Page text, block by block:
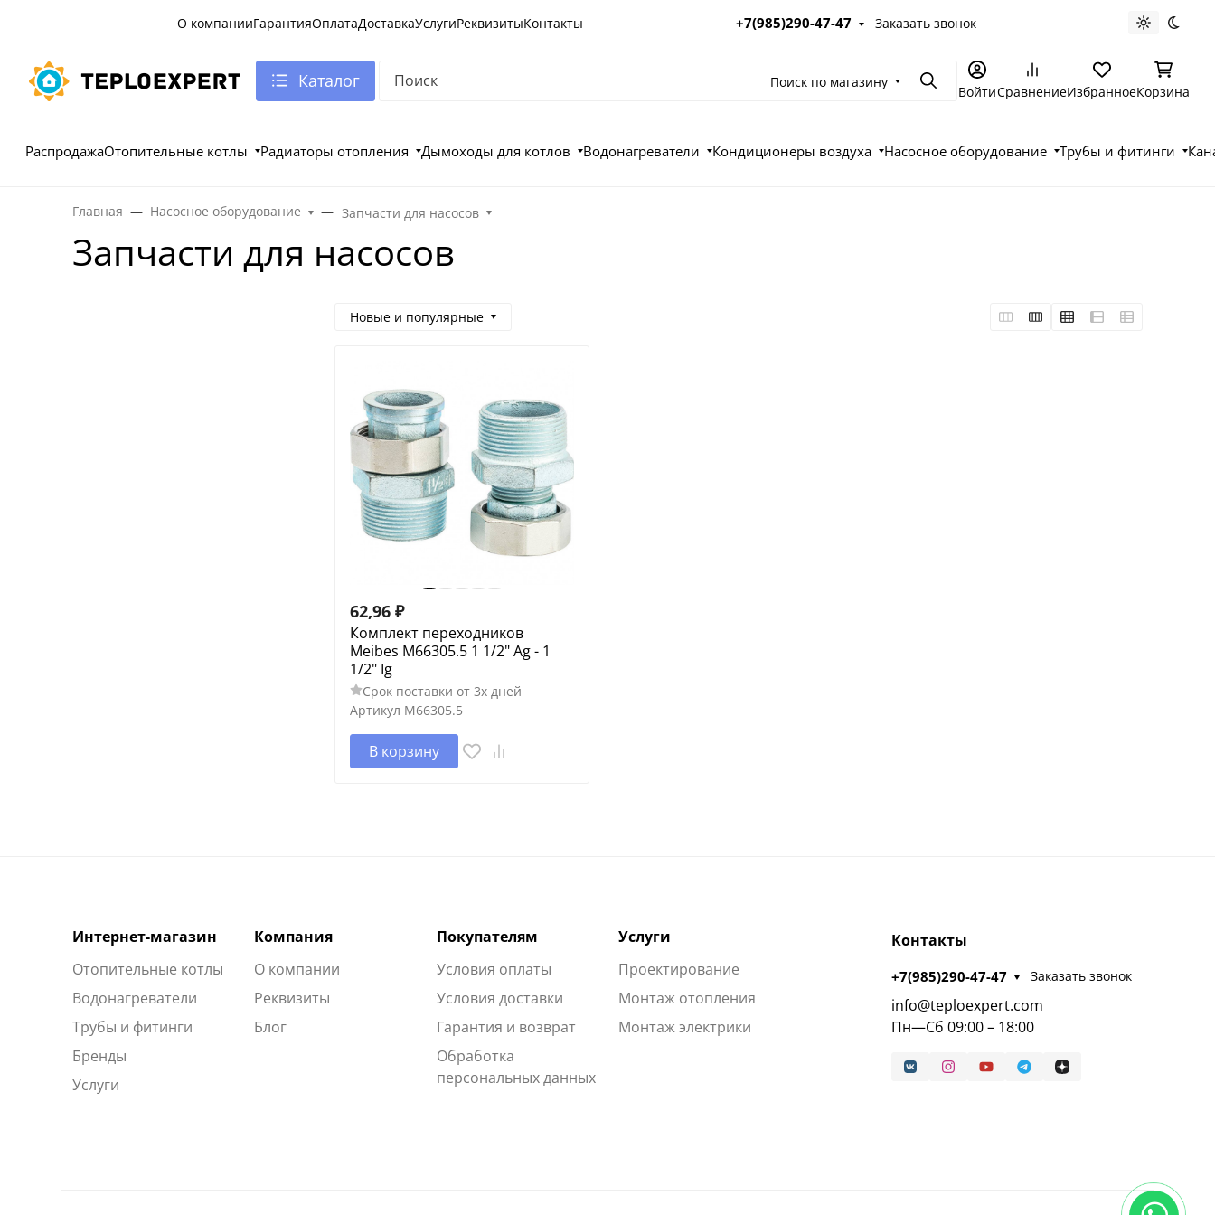
О компанииГарантияОплатаДоставкаУслугиРеквизитыКонтакты +7(985)290-47-47 Заказать звонок Светлая
Каталог Поиск по магазину ПоискВойтиСравнениеИзбранноеКорзина
РаспродажаОтопительные котлы Радиаторы отопления Дымоходы для котлов Водонагреватели Кондиционеры воздуха Насосное оборудование Трубы и фитинги
Главная Насосное оборудование Запчасти для насосов
Запчасти для насосов
Новые и популярные
62,96 ₽
Комплект переходников
Meibes M66305.5 1 1/2" Ag - 1
1/2" Ig
Срок поставки от 3х дней
Артикул M66305.5
В корзину
Интернет-магазин
Отопительные котлы
Водонагреватели
Трубы и фитинги
Бренды
Услуги
Компания
О компании
Реквизиты
Блог
Покупателям
Условия оплаты
Условия доставки
Гарантия и возврат
Обработка
персональных данных
Услуги
Проектирование
Монтаж отопления
Монтаж электрики
Контакты
+7(985)290-47-47 Заказать звонок
info@teploexpert.com
Пн—Сб 09:00 – 18:00